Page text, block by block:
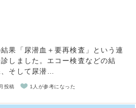
果「尿潜血＋要再検査」という連
しました。エコー検査などの結
そして尿潜…
投稿 1人が参考になった